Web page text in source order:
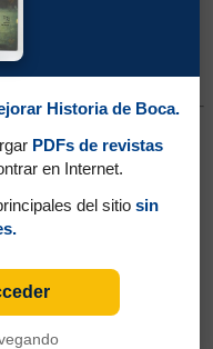
Murieda
Actuó en el fútbol
Historia de Boca.
PDFs de revistas
en Internet.
del sitio sin